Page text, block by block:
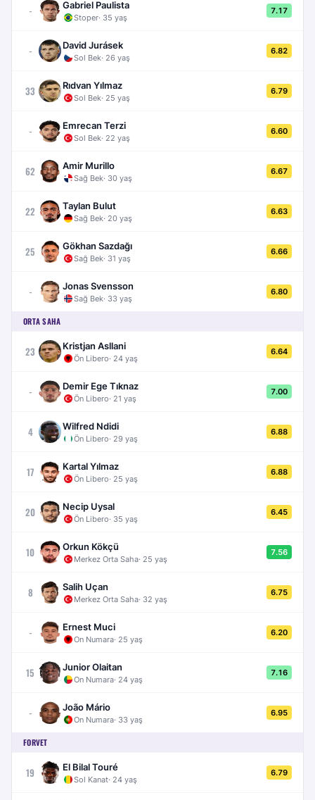
- Gabriel Paulista
Stoper· 35 yaş
7.17
- David Jurásek
Sol Bek· 26 yaş
6.82
33 Rıdvan Yılmaz
Sol Bek· 25 yaş
6.79
- Emrecan Terzi
Sol Bek· 22 yaş
6.60
62 Amir Murillo
Sağ Bek· 30 yaş
6.67
22 Taylan Bulut
Sağ Bek· 20 yaş
6.63
25 Gökhan Sazdağı
Sağ Bek· 31 yaş
6.66
- Jonas Svensson
Sağ Bek· 33 yaş
6.80
ORTA SAHA
23 Kristjan Asllani
Ön Libero· 24 yaş
6.64
- Demir Ege Tıknaz
Ön Libero· 21 yaş
7.00
4 Wilfred Ndidi
Ön Libero· 29 yaş
6.88
17 Kartal Yılmaz
Ön Libero· 25 yaş
6.88
20 Necip Uysal
Ön Libero· 35 yaş
6.45
10 Orkun Kökçü
Merkez Orta Saha· 25 yaş
7.56
8 Salih Uçan
Merkez Orta Saha· 32 yaş
6.75
- Ernest Muci
On Numara· 25 yaş
6.20
15 Junior Olaitan
On Numara· 24 yaş
7.16
- João Mário
On Numara· 33 yaş
6.95
FORVET
19 El Bilal Touré
Sol Kanat· 24 yaş
6.79